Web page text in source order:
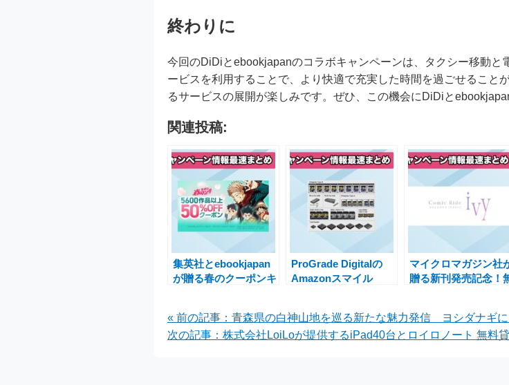
終わりに
今回のDiDiとebookjapanのコラボキャンペーンは、タクシー移動と
ービスを利用することで、より快適で充実した時間を過ごせること
るサービスの展開が楽しみです。ぜひ、この機会にDiDiと
関連投稿:
集英社とebookjapan
が贈る春のクーポンキ
めるチャンス
ProGrade Digitalの
Amazonスマイル
マイクロマガジン社
贈る新刊発売記念！
« 前の記事：青森県の白神山地を巡る新たな魅力発信 ヨシダナギに
次の記事：株式会社LoiLoが提供するiPad40台とロイロノート 無料